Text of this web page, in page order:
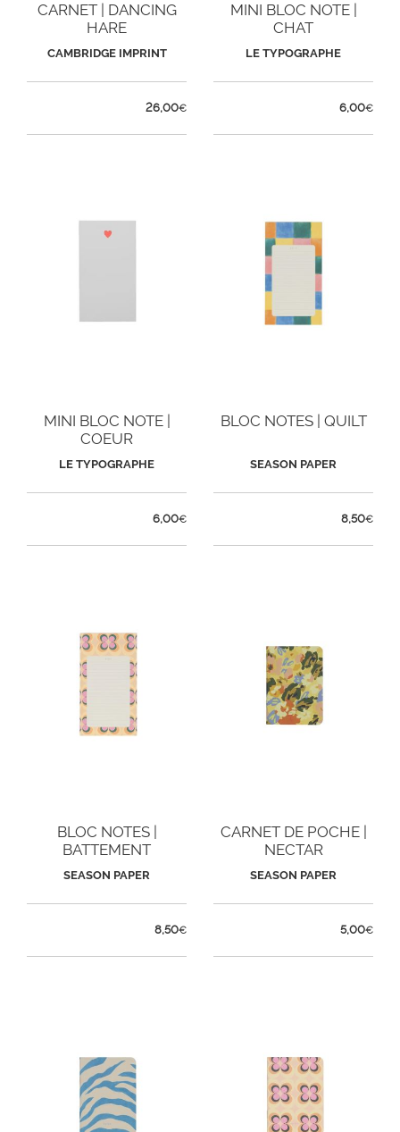
CARNET | DANCING
HARE
CAMBRIDGE IMPRINT
26,00€
MINI BLOC NOTE |
CHAT
LE TYPOGRAPHE
6,00€
MINI BLOC NOTE |
COEUR
LE TYPOGRAPHE
6,00€
BLOC NOTES | QUILT
SEASON PAPER
8,50€
BLOC NOTES |
BATTEMENT
SEASON PAPER
8,50€
CARNET DE POCHE |
NECTAR
SEASON PAPER
5,00€